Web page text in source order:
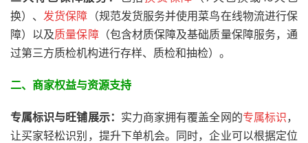
换）、发货保障 （规范发货服务并使用菜鸟在线物流进行保
障）以及质量保障（包含材质保障及基础质量保障服务，通
过第三方质检机构进行存样、质检和抽检）。
二、商家权益与资源支持
专属标识与旺铺展示： 实力商家拥有覆盖全网的专属标识，
让买家轻松识别，提升下单机会。同时，企业可以根据定位